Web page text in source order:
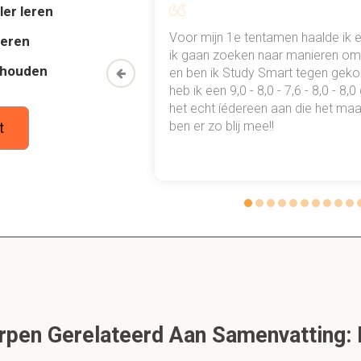
index
in het bloed gedurende twee uur na de
dat 50 gram koolhydraten bevat, uitgedrukt als
van 50 g glucose of een hoeveelheid witbrood die 50 g
waarin 50 g koolhydraten is zitten is benoemt tot 100% op
via een andere weg in het lichaam wordt opgenomen.
leren
mn
een heel
gewoon
Voor mijn 1e tentamen haalde ik
ik gaan zoeken naar manieren
en ben ik Study Smart tegen
heb ik een 9,0 - 8,0 - 7,6 - 8,0 -
het echt íédereen aan die het
ben er zo blij mee!!
Gerelateerd Aan